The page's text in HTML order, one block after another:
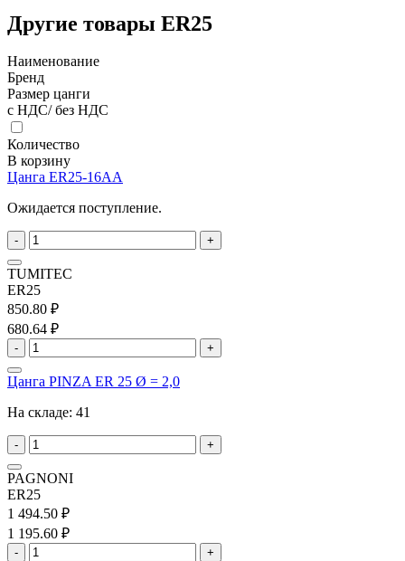
Другие товары ER25
Наименование
Бренд
Размер цанги
с НДС/ без НДС
Количество
В корзину
Цанга ER25-16AA
Ожидается поступление.
- +
TUMITEC
ER25
850.80 ₽
680.64 ₽
- +
Цанга PINZA ER 25 Ø = 2,0
На складе: 41
- +
PAGNONI
ER25
1 494.50 ₽
1 195.60 ₽
- +